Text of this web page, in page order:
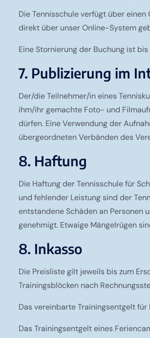
Die Tennisschule verfügt über
direkt über unser Online-System
Eine Stornierung der Buchung ist
7. Publizierung im
Der/die Teilnehmer/in eines
ihm/ihr gemachte Foto- und
dürfen. Eine Verwendung der
übergeordneten Verbänden des
8. Haftung
Die Haftung der Tennisschule für
und fehlender Leistung sind der
entstandene Schäden an Personen
genehmigt. Etwaige Mängelrügen
8. Inkasso
Die Preisliste gilt jeweils bis zum
Trainingsblöcken nach
Das vereinbarte Trainingsentgelt
Das Trainingsentgelt eines